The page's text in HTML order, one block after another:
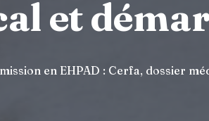
et
en EHPAD : Cerfa, dossier